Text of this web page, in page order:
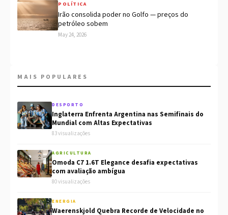
POLÍTICA
Irão consolida poder no Golfo — preços do
petróleo sobem
May 24, 2026
MAIS POPULARES
DESPORTO
Inglaterra Enfrenta Argentina nas Semifinais do
Mundial com Altas Expectativas
83 visualizações
AGRICULTURA
Omoda C7 1.6T Elegance desafia expectativas
com avaliação ambígua
80 visualizações
ENERGIA
Waerenskjold Quebra Recorde de Velocidade no